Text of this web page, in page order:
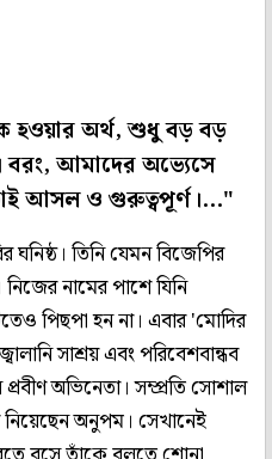
হওয়ার অর্থ, শুধু বড় বড়
বরং, আমাদের অভ্যেসে
আসল ও গুরুত্বপূর্ণ।..."
তিনি যেমন বিজেপির
নামের পাশে যিনি
পিছপা হন না। এবার 'মোদির
সাশ্রয় এবং পরিবেশবান্ধব
অভিনেতা। সম্প্রতি সোশাল
অনুপম। সেখানেই